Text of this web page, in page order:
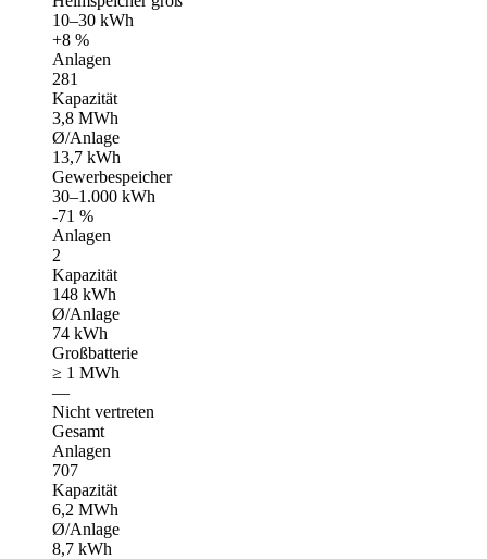
10–30 kWh
+8 %
Anlagen
281
Kapazität
3,8 MWh
Ø/Anlage
13,7 kWh
Gewerbespeicher
30–1.000 kWh
-71 %
Anlagen
2
Kapazität
148 kWh
Ø/Anlage
74 kWh
Großbatterie
≥ 1 MWh
—
Nicht vertreten
Gesamt
Anlagen
707
Kapazität
6,2 MWh
Ø/Anlage
8,7 kWh